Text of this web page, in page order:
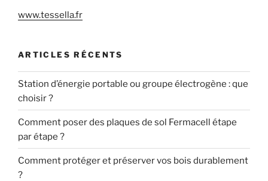
www.tessella.fr
ARTICLES RÉCENTS
Station d’énergie portable ou groupe électrogène : que
choisir ?
Comment poser des plaques de sol Fermacell étape
par étape ?
Comment protéger et préserver vos bois durablement
?